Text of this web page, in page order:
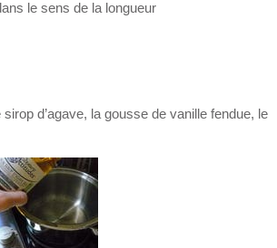
le sens de la longueur
d’agave, la gousse de vanille fendue, le